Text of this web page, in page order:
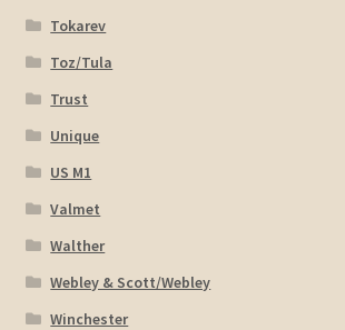
Tokarev
Toz/Tula
Trust
Unique
US M1
Valmet
Walther
Webley & Scott/Webley
Winchester